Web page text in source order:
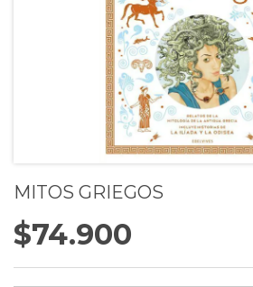
MITOS GRIEGOS
$74.900